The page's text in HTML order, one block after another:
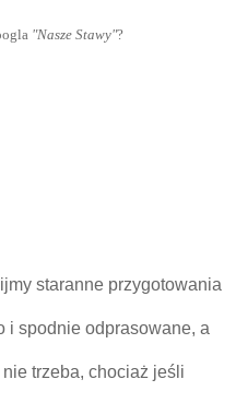
"Nasze Stawy"?
staranne przygotowania
i spodnie odprasowane, a
trzeba, chociaż jeśli